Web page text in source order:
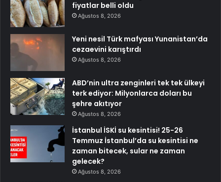
fiyatlar belli oldu
Ağustos 8, 2026
Yeni nesil Türk mafyası Yunanistan’da
cezaevini karıştırdı
Ağustos 8, 2026
ABD’nin ultra zenginleri tek tek ülkeyi
terk ediyor: Milyonlarca doları bu
şehre akıtıyor
Ağustos 8, 2026
İstanbul İSKİ su kesintisi! 25-26
Temmuz İstanbul’da su kesintisi ne
zaman bitecek, sular ne zaman
gelecek?
Ağustos 8, 2026